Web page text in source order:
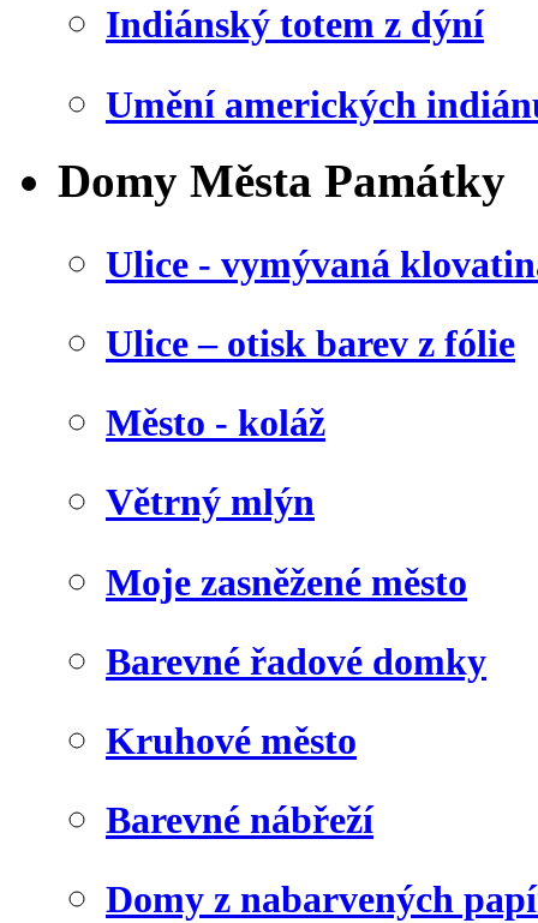
Indiánský totem z dýní
Umění amerických
Domy Města Památky
Ulice - vymývaná
Ulice – otisk barev z fólie
Město - koláž
Větrný mlýn
Moje zasněžené město
Barevné řadové domky
Kruhové město
Barevné nábřeží
Domy z nabarvených